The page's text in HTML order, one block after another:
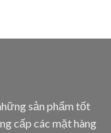
sản phẩm tốt
cấp các mặt hàng